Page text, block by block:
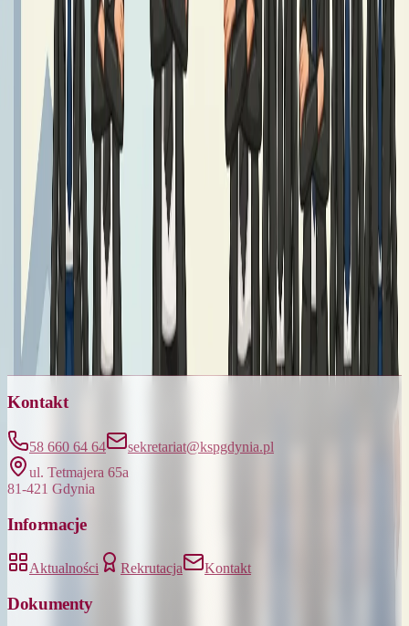
Kontakt
58 660 64 64
sekretariat@kspgdynia.pl
ul. Tetmajera 65a
81-421 Gdynia
Informacje
Aktualności Rekrutacja Kontakt
Dokumenty